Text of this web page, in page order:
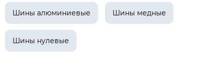
Шины алюминиевые Шины медные
Шины нулевые